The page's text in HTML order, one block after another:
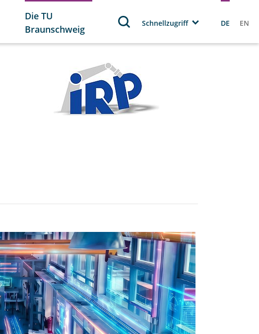
Die TU
Braunschweig
Schnellzugriff DE EN